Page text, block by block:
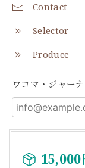
Contact
Selector
Produce
ワコマ・ジャー
15,000